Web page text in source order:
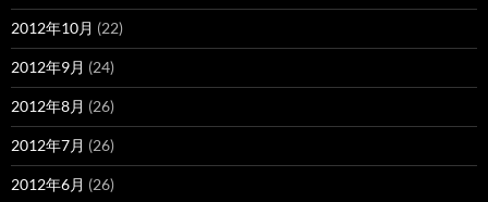
2012年10月 (22)
2012年9月 (24)
2012年8月 (26)
2012年7月 (26)
2012年6月 (26)